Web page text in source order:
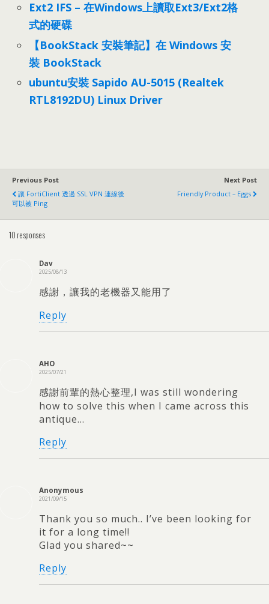
Ext2 IFS – 在Windows上讀取Ext3/Ext2格
式的硬碟
【BookStack 安裝筆記】在 Windows 安
裝 BookStack
ubuntu安裝 Sapido AU-5015 (Realtek
RTL8192DU) Linux Driver
Previous Post
讓 FortiClient 透過 SSL VPN 連線後
可以被 Ping
Next Post
Friendly Product – Eggs
10 responses
Dav
2025/08/13
感謝，讓我的老機器又能用了
Reply
AHO
2025/07/21
感謝前輩的熱心整理,I was still wondering
how to solve this when I came across this
antique…
Reply
Anonymous
2021/09/15
Thank you so much.. I’ve been looking for
it for a long time!!
Glad you shared~~
Reply